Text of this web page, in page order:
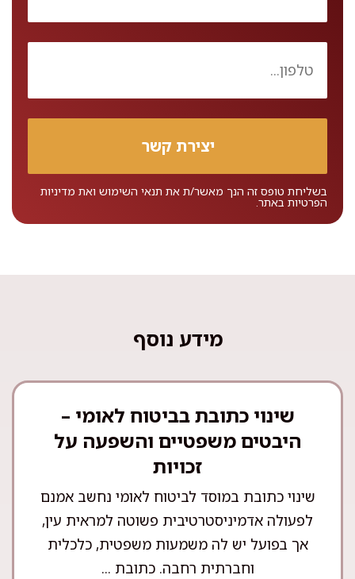
בשליחת טופס זה הנך מאשר/ת את תנאי השימוש ואת מדיניות
הפרטיות באתר.
מידע נוסף
שינוי כתובת בביטוח לאומי –
היבטים משפטיים והשפעה על
זכויות
שינוי כתובת במוסד לביטוח לאומי נחשב אמנם
לפעולה אדמיניסטרטיבית פשוטה למראית עין,
אך בפועל יש לה משמעות משפטית, כלכלית
וחברתית רחבה. כתובת ...